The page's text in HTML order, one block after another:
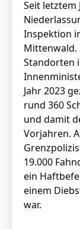
Seit letztem
Inspektion
Mittenwald.
Standorten
Jahr 2023
rund 360
und damit
Vorjahren.
19.000
ein
einem
war.